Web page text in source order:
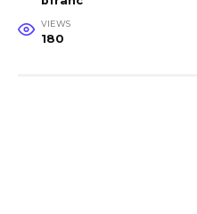
VIEWS
180